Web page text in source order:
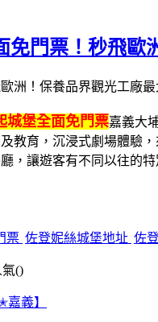
免門票！秒飛歐
城堡全面免門票嘉義大
教育，沉浸式劇場體驗
，讓遊客有不同以往的
票 佐登妮絲城堡地址 佐
氣()
嘉義】